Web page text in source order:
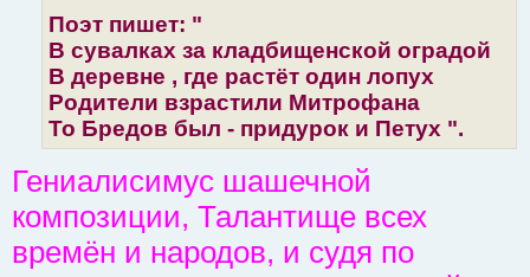
Поэт пишет: "
В сувалках за кладбищенской оградой
В деревне , где растёт один лопух
Родители взрастили Митрофана
То Бредов был - придурок и Петух ".
Гениалисимус шашечной
композиции, Талантище всех
времён и народов, и судя по